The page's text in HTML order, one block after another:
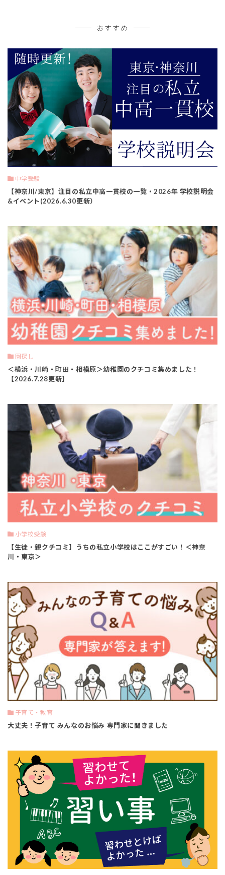
おすすめ
中学受験
【神奈川/東京】注目の私立中高一貫校の一覧・2026年 学校説明会
&イベント(2026.6.30更新）
園探し
＜横浜・川崎・町田・相模原＞幼稚園のクチコミ集めました！
【2026.7.28更新】
小学校受験
【生徒・親クチコミ】うちの私立小学校はここがすごい！＜神奈
川・東京＞
子育て・教育
大丈夫！子育て みんなのお悩み 専門家に聞きました